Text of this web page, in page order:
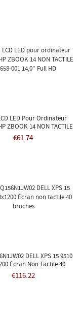
LED Pour Ordinateur
ZBOOK 14 NON TACTILE
001 14,0" Full HD
€61.74
DELL XPS 15 9510
Écran Non Tactile 40
Broches
€116.22